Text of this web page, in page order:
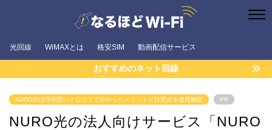
光回線 WiMAXとは 格安SIM 動画配信サービス
おすすめのネット回線
NURO光は評判悪い？口コミで分かったメリットと注意点を徹底解説 PR
NURO光の法人向けサービス「NURO